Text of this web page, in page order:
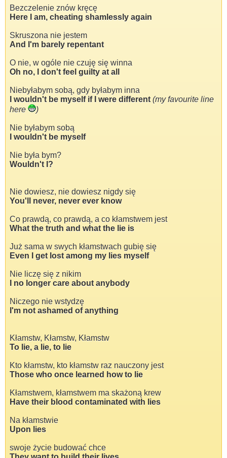
Bezczelenie znów kręcę
Here I am, cheating shamlessly again
Skruszona nie jestem
And I'm barely repentant
O nie, w ogóle nie czuję się winna
Oh no, I don't feel guilty at all
Niebyłabym sobą, gdy byłabym inna
I wouldn't be myself if I were different (my favourite line
here
)
Nie byłabym sobą
I wouldn't be myself
Nie była bym?
Wouldn't I?
Nie dowiesz, nie dowiesz nigdy się
You'll never, never ever know
Co prawdą, co prawdą, a co kłamstwem jest
What the truth and what the lie is
Już sama w swych kłamstwach gubię się
Even I get lost among my lies myself
Nie liczę się z nikim
I no longer care about anybody
Niczego nie wstydzę
I'm not ashamed of anything
Kłamstw, Kłamstw, Kłamstw
To lie, a lie, to lie
Kto kłamstw, kto kłamstw raz nauczony jest
Those who once learned how to lie
Kłamstwem, kłamstwem ma skażoną krew
Have their blood contaminated with lies
Na kłamstwie
Upon lies
swoje życie budować chce